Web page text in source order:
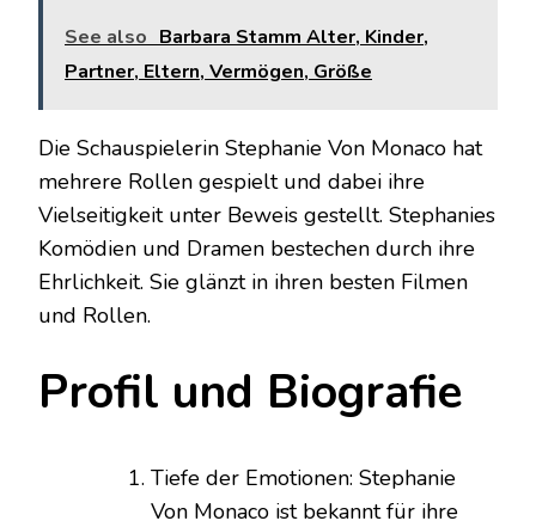
See also Barbara Stamm Alter, Kinder,
Partner, Eltern, Vermögen, Größe
Die Schauspielerin Stephanie Von Monaco hat
mehrere Rollen gespielt und dabei ihre
Vielseitigkeit unter Beweis gestellt. Stephanies
Komödien und Dramen bestechen durch ihre
Ehrlichkeit. Sie glänzt in ihren besten Filmen
und Rollen.
Profil und Biografie
Tiefe der Emotionen: Stephanie
Von Monaco ist bekannt für ihre